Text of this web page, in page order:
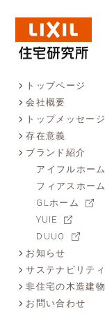
トップページ
会社概要
トップメッセージ
存在意義
ブランド紹介
アイフルホーム
フィアスホーム
GLホーム
YUIE
DUUO
お知らせ
サステナビリテ
非住宅の木造建
お問い合わせ